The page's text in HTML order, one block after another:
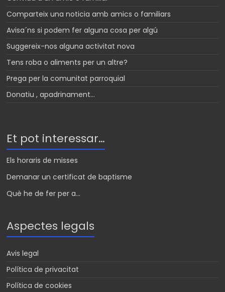
Comparteix una noticia amb amics o familiars
Avisa´ns si podem fer alguna cosa per algú
Suggereix-nos alguna activitat nova
Tens roba o aliments per un altre?
Prega per la comunitat parroquial
Donatiu , apadrinament…
Et pot interessar…
Els horaris de misses
Demanar un certificat de baptisme
Què he de fer per a...
Aspectes legals
Avis legal
Política de privacitat
Política de cookies